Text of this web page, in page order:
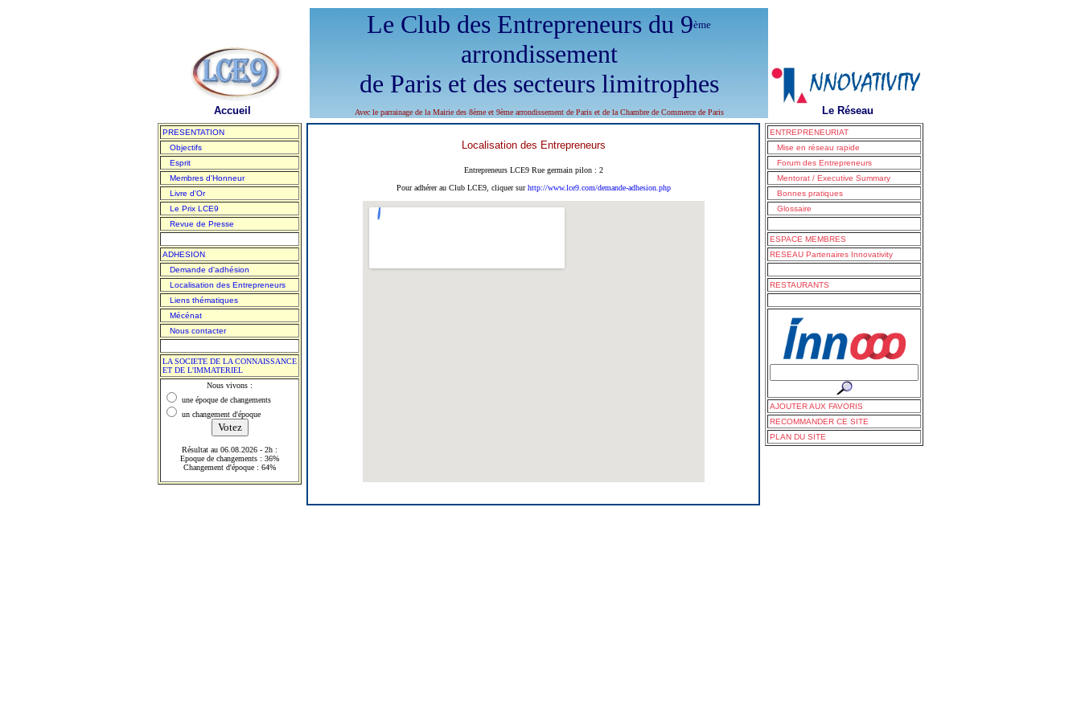
Accueil
Le Club des Entrepreneurs du 9ème
arrondissement
de Paris et des secteurs limitrophes
Avec le parrainage de la Mairie des 8ème et 9ème arrondissement de Paris et de la Chambre de Commerce de Paris Le Réseau
PRESENTATION
Objectifs
Esprit
Membres d'Honneur
Livre d'Or
Le Prix LCE9
Revue de Presse
ADHESION
Demande d'adhésion
Localisation des Entrepreneurs
Liens thématiques
Mécénat
Nous contacter
LA SOCIETE DE LA CONNAISSANCE
ET DE L'IMMATERIEL
Nous vivons :
une époque de changements
un changement d'époque
Résultat au 06.08.2026 - 2h :
Epoque de changements : 36%
Changement d'époque : 64%
Localisation des Entrepreneurs
Entrepreneurs LCE9 Rue germain pilon : 2
Pour adhérer au Club LCE9, cliquer surhttp://www.lce9.com/demande-adhesion.php
ENTREPRENEURIAT
Mise en réseau rapide
Forum des Entrepreneurs
Mentorat / Executive Summary
Bonnes pratiques
Glossaire
ESPACE MEMBRES
RESEAU Partenaires Innovativity
RESTAURANTS
AJOUTER AUX FAVORIS
RECOMMANDER CE SITE
PLAN DU SITE